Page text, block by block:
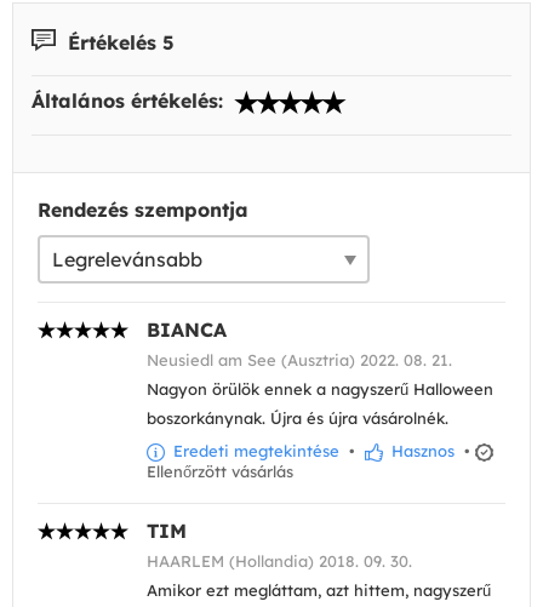
Értékelés 5
Általános értékelés:
Rendezés szempontja
BIANCA
Neusiedl am See (Ausztria) 2022. 08. 21.
Nagyon örülök ennek a nagyszerű Halloween
boszorkánynak. Újra és újra vásárolnék.
Eredeti megtekintése • Hasznos •
Ellenőrzött vásárlás
TIM
HAARLEM (Hollandia) 2018. 09. 30.
Amikor ezt megláttam, azt hittem, nagyszerű